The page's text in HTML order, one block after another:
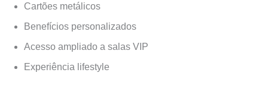
Cartões metálicos
Benefícios personalizados
Acesso ampliado a salas VIP
Experiência lifestyle